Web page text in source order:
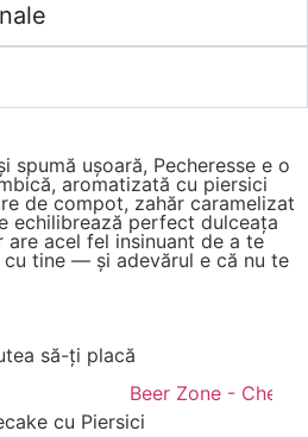
spumă ușoară, Pecheresse e o
aromatizată cu piersici
de compot, zahăr caramelizat
echilibrează perfect dulceața
are acel fel insinuant de a te
tine — și adevărul e că nu te
să-ți placă
cu Piersici